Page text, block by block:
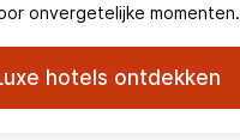
onvergetelijke momenten.
hotels ontdekken